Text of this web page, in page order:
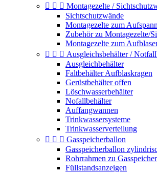
   Montagezelte /
Sichtschutzwände
Montagezelte zum
Zubehör zu Montagezelte/
Montagezelte zum
   Ausgleichsbehälter /
Ausgleichbehälter
Faltbehälter Aufblaskragen
Gerüstbehälter offen
Löschwasserbehälter
Nofallbehälter
Auffangwannen
Trinkwassersysteme
Trinkwasserverteilung
   Gasspeicherballon
Gasspeicherballon
Rohrrahmen zu
Füllstandsanzeigen